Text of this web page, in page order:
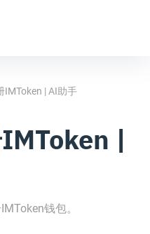
IMToken | AI助手
|
钱包。